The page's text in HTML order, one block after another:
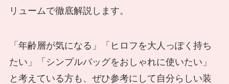
リュームで徹底解説します。
「年齢層が気になる」「ヒロフを大人っぽく持ち
たい」「シンプルバッグをおしゃれに使いたい」
と考えている方も、ぜひ参考にして自分らしい装